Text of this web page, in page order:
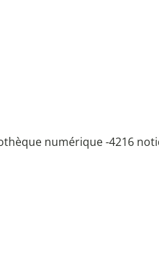
numérique -4216